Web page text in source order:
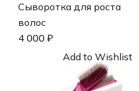
Сыворотка для роста
волос
4 000 ₽
Add to Wishlist